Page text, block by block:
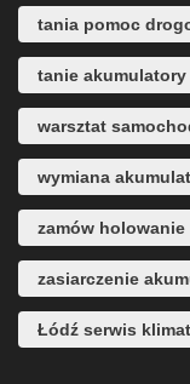
tania pomoc
tanie
warsztat
wymiana
zamów holowanie
zasiarczenie
Łódź serwis